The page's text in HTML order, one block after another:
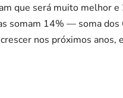
que será muito melhor
somam 14% — soma dos
nos próximos